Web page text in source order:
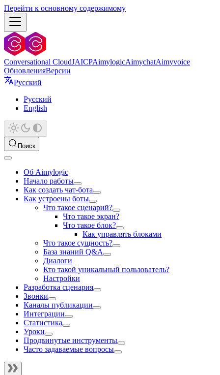
Перейти к основному содержимому
Conversational CloudJAICPAimylogicAimychatAimyvoice
ОбновленияВерсии
Русский
Русский
English
Поиск
Об Aimylogic
Начало работы
Как создать чат-бота
Как устроены боты
Что такое сценарий?
Что такое экран?
Что такое блок?
Как управлять блоками
Что такое сущность?
База знаний Q&A
Диалоги
Кто такой уникальный пользователь?
Настройки
Разработка сценария
Звонки
Каналы публикации
Интеграции
Статистика
Уроки
Продвинутые инструменты
Часто задаваемые вопросы